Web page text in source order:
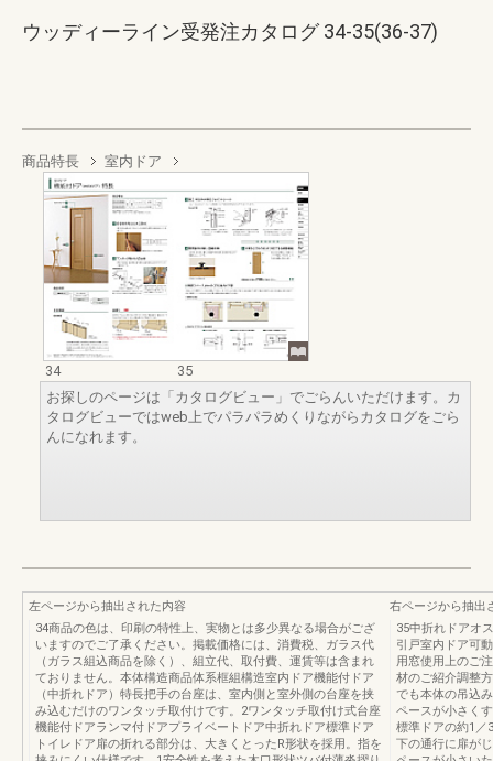
ウッディーライン受発注カタログ 34-35(36-37)
商品特長 室内ドア
34
35
お探しのページは「カタログビュー」でごらんいただけます。カ
タログビューではweb上でパラパラめくりながらカタログをごら
んになれます。
左ページから抽出された内容
34商品の色は、印刷の特性上、実物とは多少異なる場合がござ
いますのでご了承ください。掲載価格には、消費税、ガラス代
（ガラス組込商品を除く）、組立代、取付費、運賃等は含まれ
ておりません。本体構造商品体系框組構造室内ドア機能付ドア
（中折れドア）特長把手の台座は、室内側と室外側の台座を挟
み込むだけのワンタッチ取付けです。2ワンタッチ取付け式台座
機能付ドアランマ付ドアプライベートドア中折れドア標準ドア
トイレドア扉の折れる部分は、大きくとったR形状を採用。指を
右ページから抽出
35中折れドアオ
引戸室内ドア可
用窓使用上のご
材のご紹介調整
でも本体の吊込
ペースが小さく
標準ドアの約1／
下の通行に扉が